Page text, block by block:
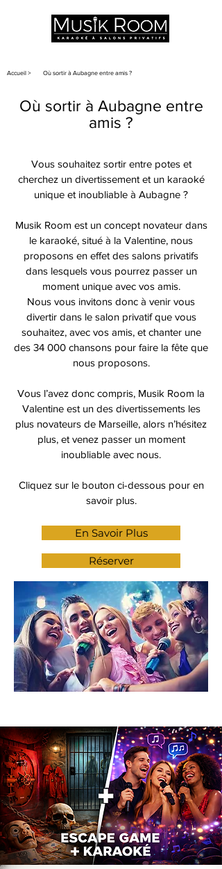
Accueil > Où sortir à Aubagne entre amis ?
Où sortir à Aubagne entre
amis ?
Vous souhaitez sortir entre potes et
cherchez un divertissement et un karaoké
unique et inoubliable à Aubagne ?
Musik Room est un concept novateur dans
le karaoké, situé à la Valentine, nous
proposons en effet des salons privatifs
dans lesquels vous pourrez passer un
moment unique avec vos amis.
Nous vous invitons donc à venir vous
divertir dans le salon privatif que vous
souhaitez, avec vos amis, et chanter une
des 34 000 chansons pour faire la fête que
nous proposons.
Vous l’avez donc compris, Musik Room la
Valentine est un des divertissements les
plus novateurs de Marseille, alors n’hésitez
plus, et venez passer un moment
inoubliable avec nous.
Cliquez sur le bouton ci-dessous pour en
savoir plus.
En Savoir Plus
Réserver